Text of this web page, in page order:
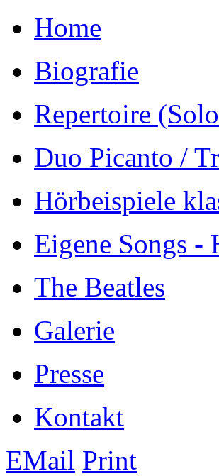
Home
Biografie
Repertoire
Duo Picanto /
Hörbeispiele
Eigene Songs -
The Beatles
Galerie
Presse
Kontakt
EMail Print